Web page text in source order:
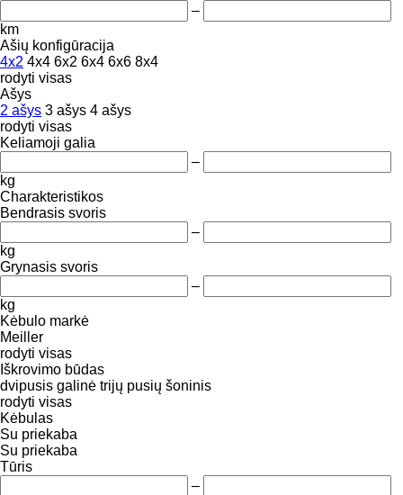
–
km
Ašių konfigūracija
4x2 4x4 6x2 6x4 6x6 8x4
rodyti visas
Ašys
2 ašys 3 ašys 4 ašys
rodyti visas
Keliamoji galia
–
kg
Charakteristikos
Bendrasis svoris
–
kg
Grynasis svoris
–
kg
Kėbulo markė
Meiller
rodyti visas
Iškrovimo būdas
dvipusis galinė trijų pusių šoninis
rodyti visas
Kėbulas
Su priekaba
Su priekaba
Tūris
–